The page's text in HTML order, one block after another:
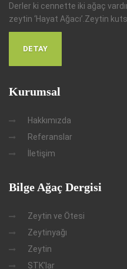
Derler ki cennette iki ağaç
zeytin ‘Hayat Ağacı’.Zeytin
DETAY
Kurumsal
Hakkımızda
Referanslar
İletişim
Bilge Ağaç Dergisi
Zeytin ve Ötesi
Zeytinyağı
Zeytin
STK'lar